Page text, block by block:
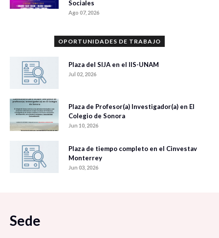
Sociales
Ago 07, 2026
OPORTUNIDADES DE TRABAJO
Plaza del SIJA en el IIS-UNAM
Jul 02, 2026
Plaza de Profesor(a) Investigador(a) en El
Colegio de Sonora
Jun 10, 2026
Plaza de tiempo completo en el Cinvestav
Monterrey
Jun 03, 2026
Sede